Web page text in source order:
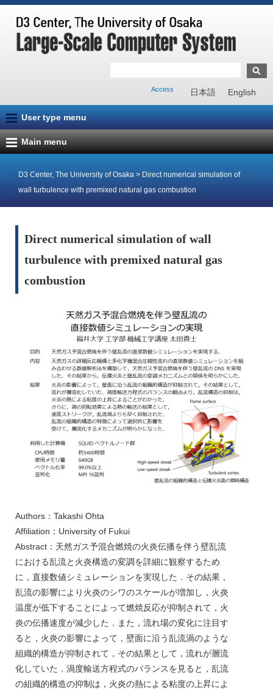
日本語 English
Access
User type menu
Main menu
D3 Center, The University of Osaka > Direct numerical simulation of
wall turbulence with premixed natural gas combustion
Direct numerical simulation of wall
turbulence with premixed natural gas
combustion
Authors：Takashi Ohta
Affiliation：University of Fukui
Abstract：天然ガス予混合燃焼の火炎伝播を伴う壁乱流
における乱流と火炎構造の変調を詳細に観察するため
に，直接数値シミュレーションを実現した．その結果，
乱流の影響により火炎のシワのスケールが増加し，火炎
温度が低下することによって燃焼反応が抑制されて，火
炎の伝播速度が減少した．また，流れ場の変化に注目す
ると，火炎の影響によって，壁面に沿う乱流渦のような
組織的構造が抑制されて，その結果として，流れが層流
化していた．渦度輸送方程式のバランスを見ると，乱流
の組織的構造の抑制は，火炎の熱による粘度の上昇によ